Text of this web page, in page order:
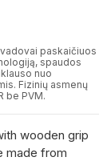
paskaičiuos
spaudos
nuo
Fizinių asmenų
be PVM.
wooden grip
made from